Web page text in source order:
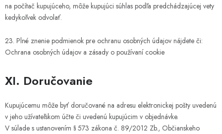
na počítač kupujúceho, môže kupujúci súhlas podľa predchádzajúcej vety
kedykoľvek odvolať.
23. Plné znenie podmienok pre ochranu osobných údajov nájdete či:
Ochrana osobných údajov a zásady o používaní cookie
XI. Doručovanie
Kupujúcemu môže byť doručované na adresu elektronickej pošty uvedenú
v jeho užívateľskom účte či uvedenú kupujúcim v objednávke.
V súlade s ustanovením § 573 zákona č. 89/2012 Zb., Občianskeho